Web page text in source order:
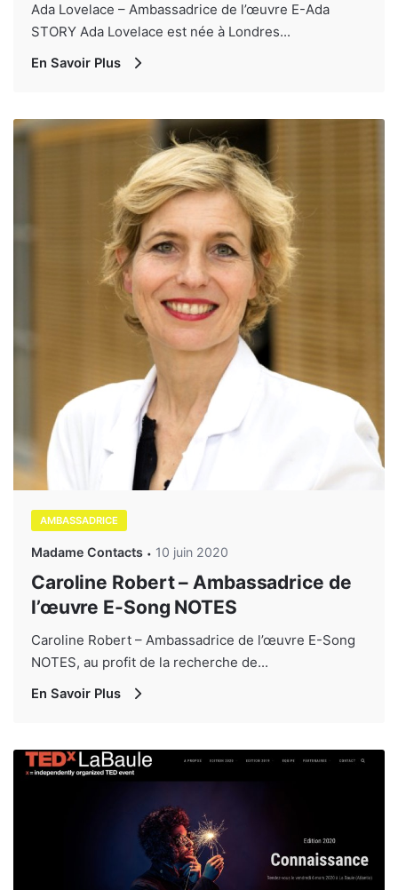
Ada Lovelace – Ambassadrice de l’œuvre E-Ada
STORY Ada Lovelace est née à Londres...
En Savoir Plus
AMBASSADRICE
Madame Contacts 10 juin 2020
Caroline Robert – Ambassadrice de
l’œuvre E-Song NOTES
Caroline Robert – Ambassadrice de l’œuvre E-Song
NOTES, au profit de la recherche de...
En Savoir Plus